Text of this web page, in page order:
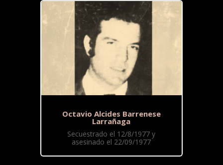
Octavio Alcides Barrenese
Larrañaga
Secuestrado el 12/8/1977 y
asesinado el 22/09/1977